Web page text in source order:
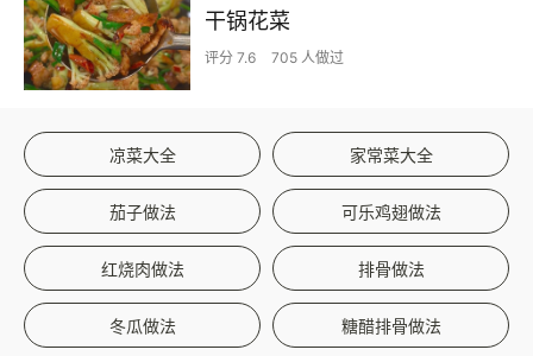
干锅花菜
评分 7.6 705 人做过
凉菜大全 家常菜大全
茄子做法 可乐鸡翅做法
红烧肉做法 排骨做法
冬瓜做法 糖醋排骨做法